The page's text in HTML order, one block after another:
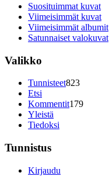
Suosituimmat kuvat
Viimeisimmät kuvat
Viimeisimmät albumit
Satunnaiset valokuvat
Valikko
Tunnisteet823
Etsi
Kommentit179
Yleistä
Tiedoksi
Tunnistus
Kirjaudu